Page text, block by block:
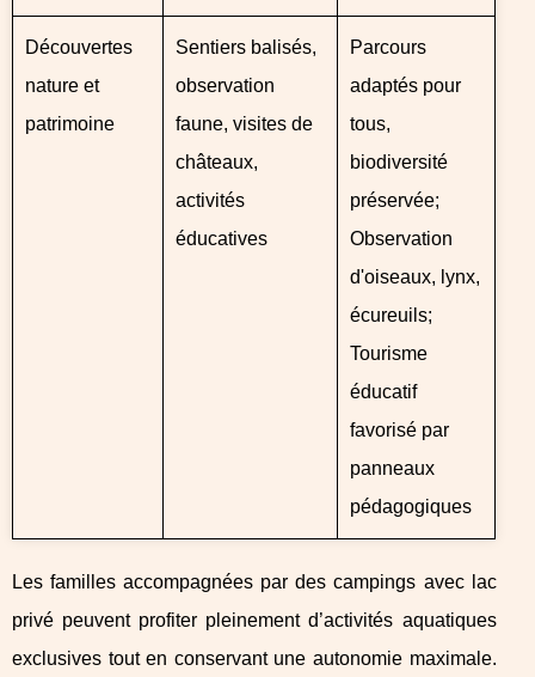
Découvertes
nature et
patrimoine
Sentiers balisés,
observation
faune, visites de
châteaux,
activités
éducatives
Parcours
adaptés pour
tous,
biodiversité
préservée;
Observation
d'oiseaux, lynx,
écureuils;
Tourisme
éducatif
favorisé par
panneaux
pédagogiques
Les familles accompagnées par des campings avec lac
privé peuvent profiter pleinement d’activités aquatiques
exclusives tout en conservant une autonomie maximale.